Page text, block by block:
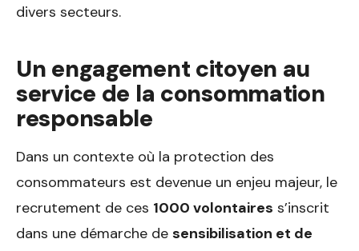
divers secteurs.
Un engagement citoyen au
service de la consommation
responsable
Dans un contexte où la protection des
consommateurs est devenue un enjeu majeur, le
recrutement de ces 1000 volontaires s’inscrit
dans une démarche de sensibilisation et de